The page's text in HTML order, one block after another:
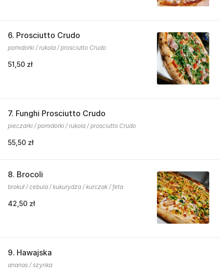
6. Prosciutto Crudo
pomidorki / rukola / prosciutto Crudo
51,50 zł
7. Funghi Prosciutto Crudo
pieczarki / pomidorki / rukola / prosciutto Crudo
55,50 zł
8. Brocoli
brokuł / cebula / kukurydza / kurczak / feta
42,50 zł
9. Hawajska
ananas / szynka